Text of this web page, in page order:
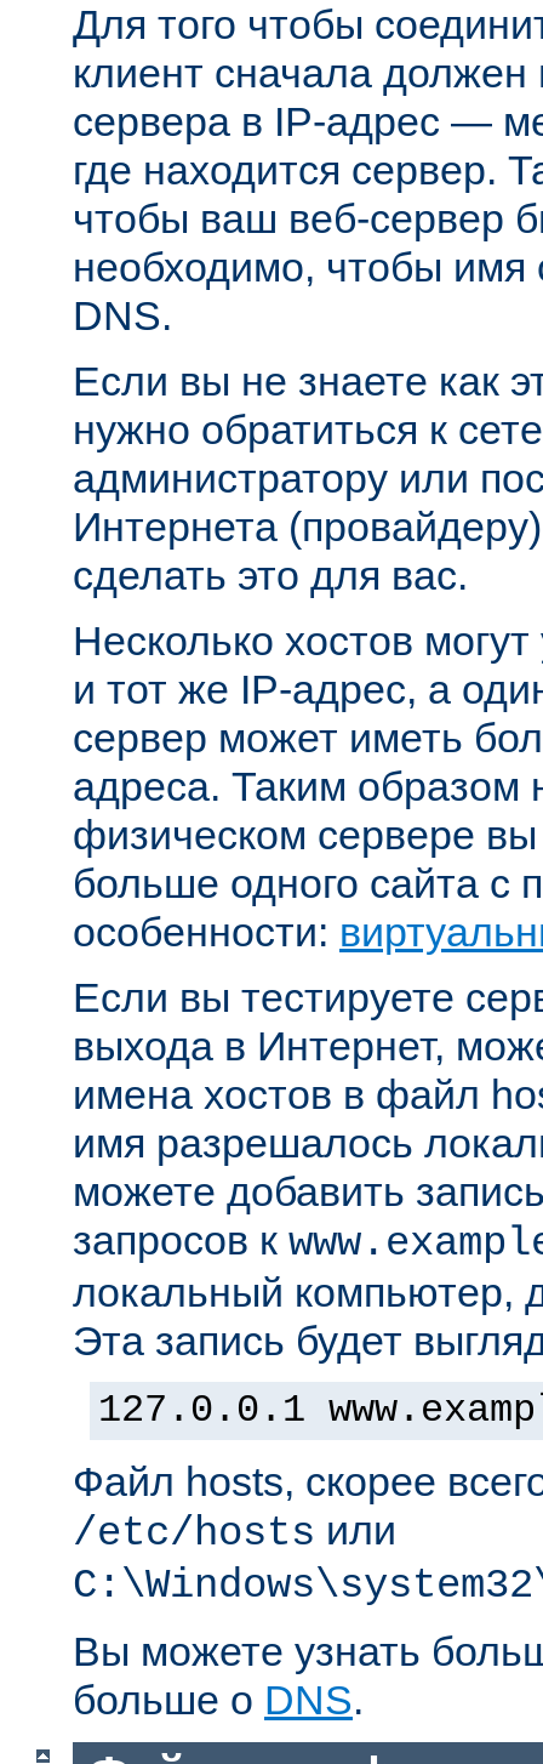
Для того чтобы
клиент сначала
сервера в IP-адрес —
где находится сервер.
чтобы ваш веб-сервер
необходимо, чтобы имя
DNS.
Если вы не знаете как
нужно обратиться к
администратору или
Интернета
сделать это для вас.
Несколько хостов
и тот же IP-адрес, а
сервер может иметь
адреса. Таким образом
физическом сервере
больше одного сайта с
особенности:
Если вы тестируете
выхода в Интернет,
имена хостов в файл
имя разрешалось
можете добавить
запросов к
локальный компьютер,
Эта запись будет
127.0.0.1
Файл hosts, скорее
/etc/hosts или
Вы можете узнать
больше о DNS.